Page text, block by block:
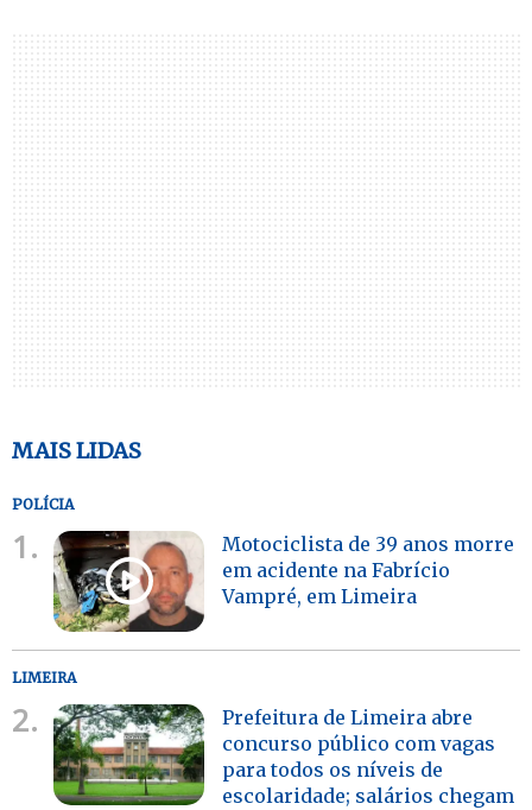
MAIS LIDAS
POLÍCIA
1.
Motociclista de 39 anos morre
em acidente na Fabrício
Vampré, em Limeira
LIMEIRA
2.
Prefeitura de Limeira abre
concurso público com vagas
para todos os níveis de
escolaridade; salários chegam